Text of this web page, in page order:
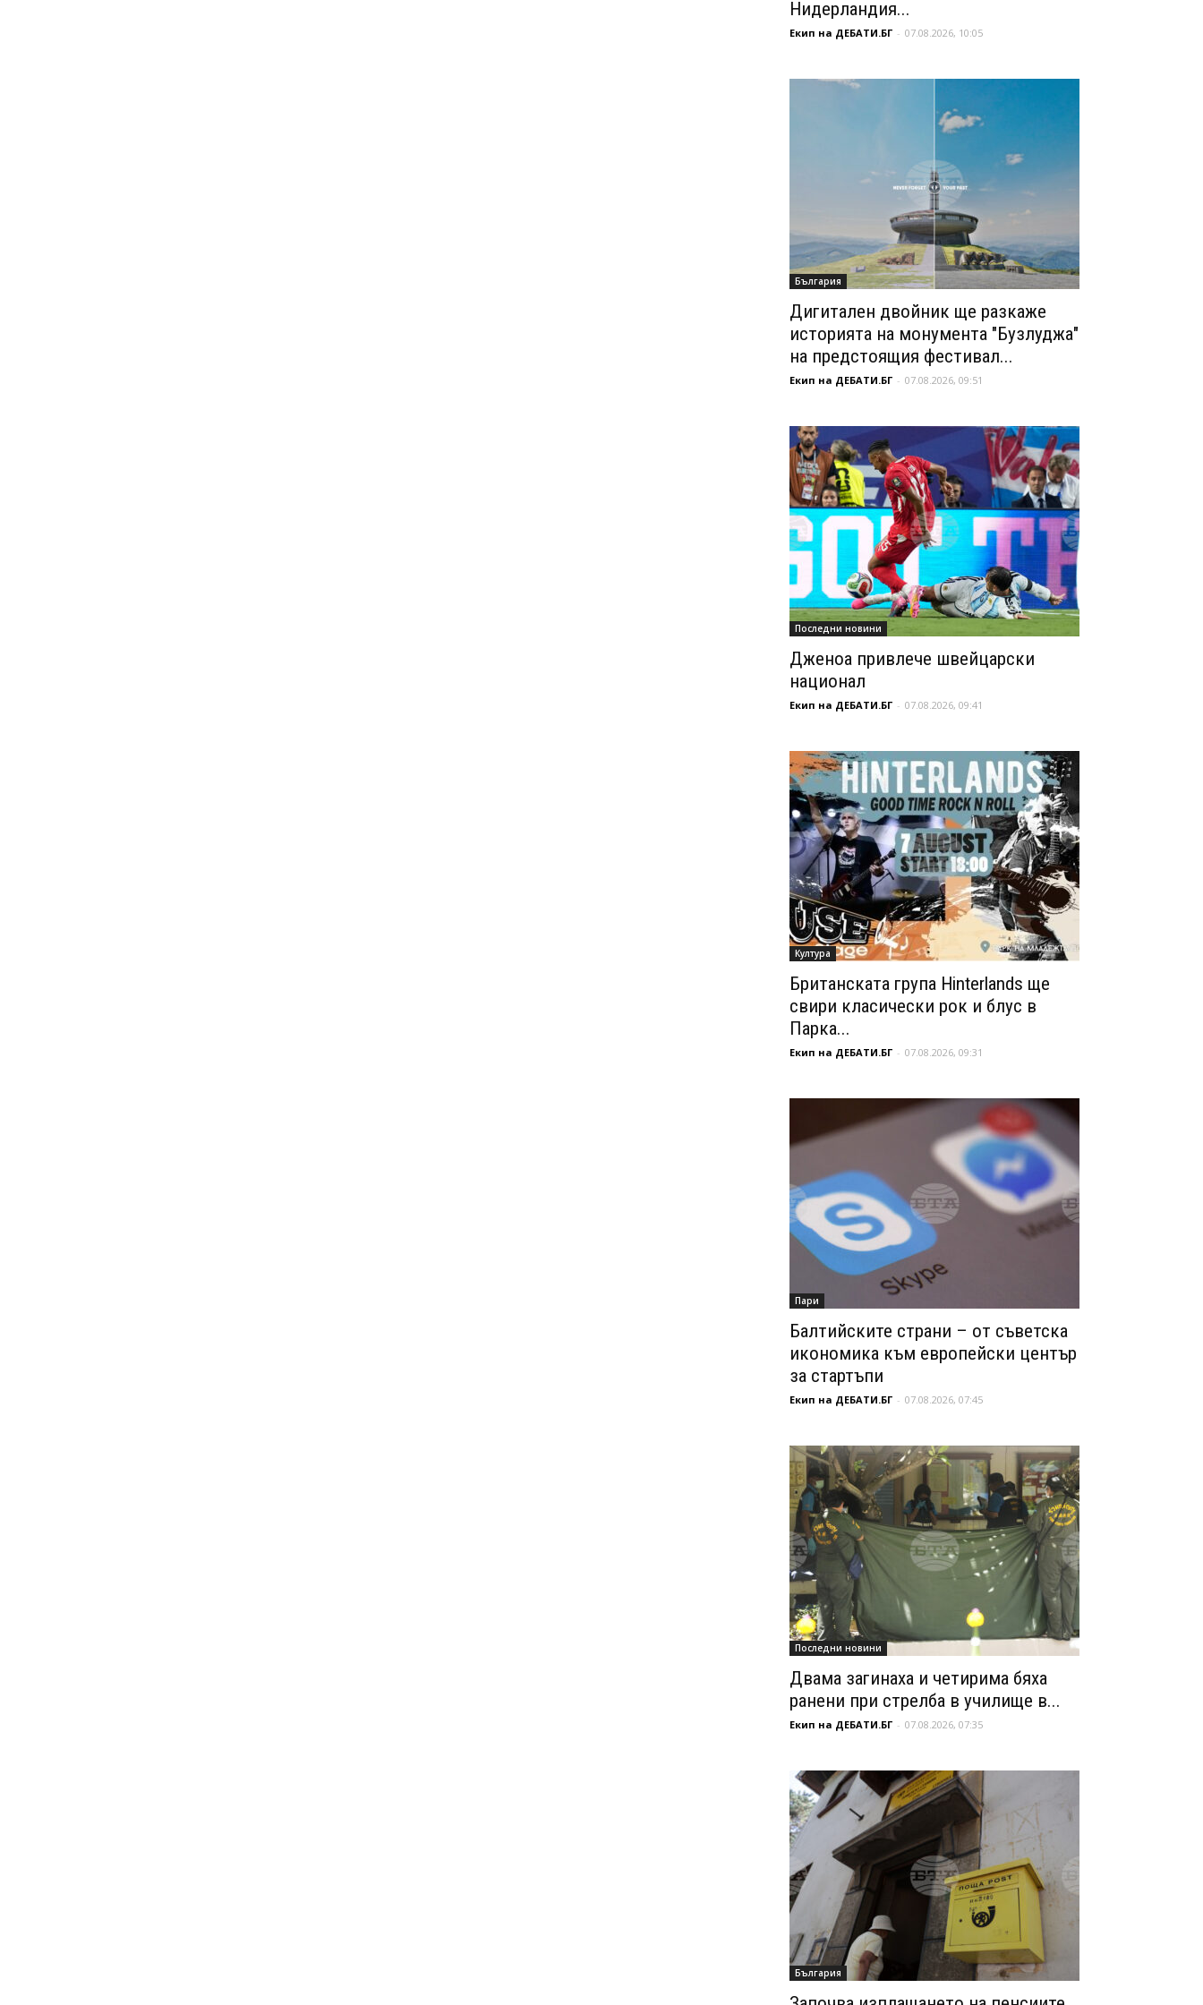
Нидерландия...
Екип на ДЕБАТИ.БГ - 07.08.2026, 10:05
България
Дигитален двойник ще разкаже
историята на монумента "Бузлуджа"
на предстоящия фестивал...
Екип на ДЕБАТИ.БГ - 07.08.2026, 09:51
Последни новини
Дженоа привлече швейцарски
национал
Екип на ДЕБАТИ.БГ - 07.08.2026, 09:41
Култура
Британската група Hinterlands ще
свири класически рок и блус в
Парка...
Екип на ДЕБАТИ.БГ - 07.08.2026, 09:31
Пари
Балтийските страни – от съветска
икономика към европейски център
за стартъпи
Екип на ДЕБАТИ.БГ - 07.08.2026, 07:45
Последни новини
Двама загинаха и четирима бяха
ранени при стрелба в училище в...
Екип на ДЕБАТИ.БГ - 07.08.2026, 07:35
България